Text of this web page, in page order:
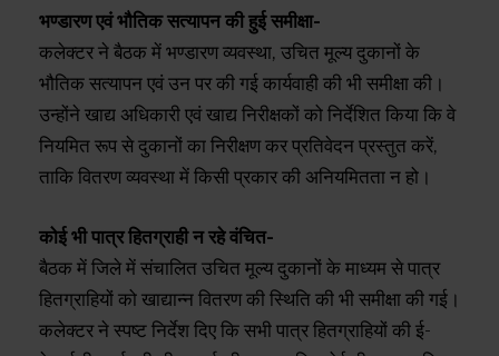
भण्डारण एवं भौतिक सत्यापन की हुई समीक्षा-
कलेक्टर ने बैठक में भण्डारण व्यवस्था, उचित मूल्य दुकानों के
भौतिक सत्यापन एवं उन पर की गई कार्यवाही की भी समीक्षा की।
उन्होंने खाद्य अधिकारी एवं खाद्य निरीक्षकों को निर्देशित किया कि वे
नियमित रूप से दुकानों का निरीक्षण कर प्रतिवेदन प्रस्तुत करें,
ताकि वितरण व्यवस्था में किसी प्रकार की अनियमितता न हो।
कोई भी पात्र हितग्राही न रहे वंचित-
बैठक में जिले में संचालित उचित मूल्य दुकानों के माध्यम से पात्र
हितग्राहियों को खाद्यान्न वितरण की स्थिति की भी समीक्षा की गई।
कलेक्टर ने स्पष्ट निर्देश दिए कि सभी पात्र हितग्राहियों की ई-